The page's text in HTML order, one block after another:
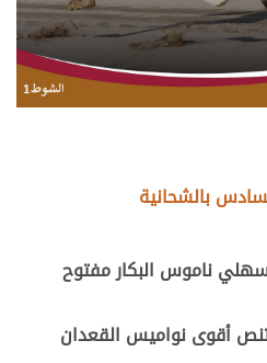
بالشحانية
ناموس البكار مفتوح
أقوى نواميس القعدان